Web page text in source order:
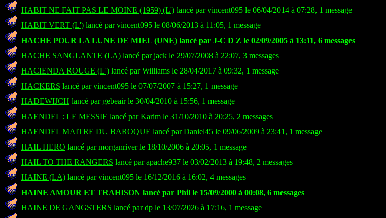
HABIT NE FAIT PAS LE MOINE (1959) (L') lancé par vincent095 le 06/04/2014 à 07:28, 1 message
HABIT VERT (L') lancé par vincent095 le 08/06/2013 à 11:05, 1 message
HACHE POUR LA LUNE DE MIEL (UNE) lancé par J-C D Z le 02/09/2005 à 13:11, 6 messages
HACHE SANGLANTE (LA) lancé par jack le 29/07/2008 à 22:07, 3 messages
HACIENDA ROUGE (L') lancé par Williams le 28/04/2017 à 09:32, 1 message
HACKERS lancé par vincent095 le 07/07/2007 à 15:27, 1 message
HADEWIJCH lancé par gebeair le 30/04/2010 à 15:56, 1 message
HAENDEL : LE MESSIE lancé par Karim le 31/10/2010 à 20:25, 2 messages
HAENDEL MAITRE DU BAROQUE lancé par Daniel45 le 09/06/2009 à 23:41, 1 message
HAIL HERO lancé par morganriver le 18/10/2006 à 20:05, 1 message
HAIL TO THE RANGERS lancé par apache937 le 03/02/2013 à 19:48, 2 messages
HAINE (LA) lancé par vincent095 le 16/12/2016 à 16:02, 4 messages
HAINE AMOUR ET TRAHISON lancé par Phil le 15/09/2000 à 00:08, 6 messages
HAINE DE GANGSTERS lancé par dp le 13/07/2026 à 17:16, 1 message